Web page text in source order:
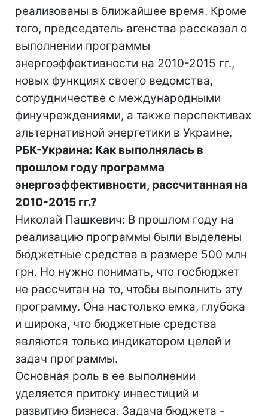
реализованы в ближайшее время. Кроме
того, председатель агенства рассказал о
выполнении программы
энергоэффективности на 2010-2015 гг.,
новых функциях своего ведомства,
сотрудничестве с международными
финучреждениями, а также перспективах
альтернативной энергетики в Украине.
РБК-Украина: Как выполнялась в
прошлом году программа
энергоэффективности, рассчитанная на
2010-2015 гг.?
Николай Пашкевич: В прошлом году на
реализацию программы были выделены
бюджетные средства в размере 500 млн
грн. Но нужно понимать, что госбюджет
не рассчитан на то, чтобы выполнить эту
программу. Она настолько емка, глубока
и широка, что бюджетные средства
являются только индикатором целей и
задач программы.
Основная роль в ее выполнении
уделяется притоку инвестиций и
развитию бизнеса. Задача бюджета -